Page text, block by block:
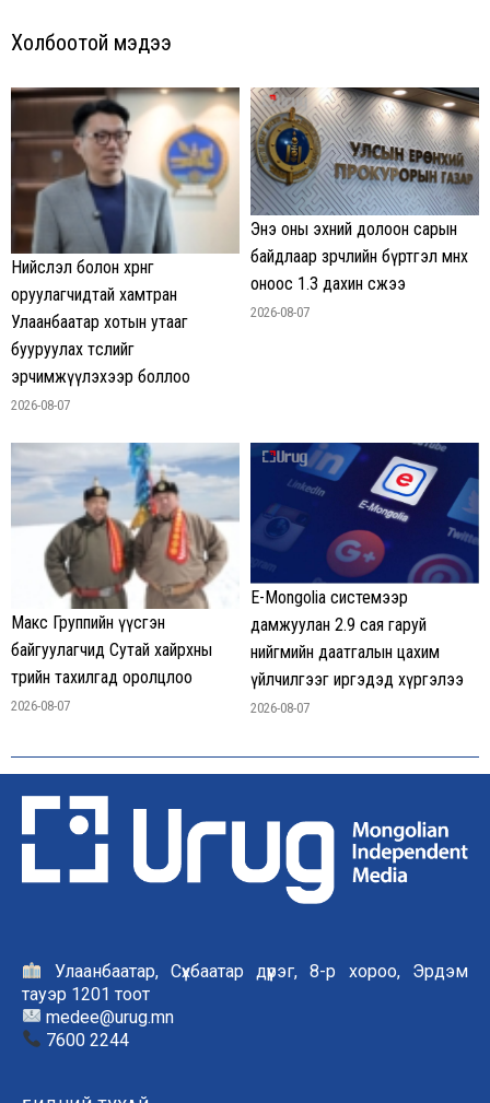
Холбоотой мэдээ
Нийслэл болон хөрөнгө
оруулагчидтай хамтран
Улаанбаатар хотын утааг
бууруулах төслийг
эрчимжүүлэхээр боллоо
2026-08-07
Энэ оны эхний долоон сарын
байдлаар зөрчлийн бүртгэл өмнөх
оноос 1.3 дахин өсжээ
2026-08-07
Макс Группийн үүсгэн
байгуулагчид Сутай хайрхны
төрийн тахилгад оролцлоо
2026-08-07
E-Mongolia системээр
дамжуулан 2.9 сая гаруй
нийгмийн даатгалын цахим
үйлчилгээг иргэдэд хүргэлээ
2026-08-07
Улаанбаатар, Сүхбаатар дүүрэг, 8-р хороо, Эрдэм
тауэр 1201 тоот
medee@urug.mn
7600 2244